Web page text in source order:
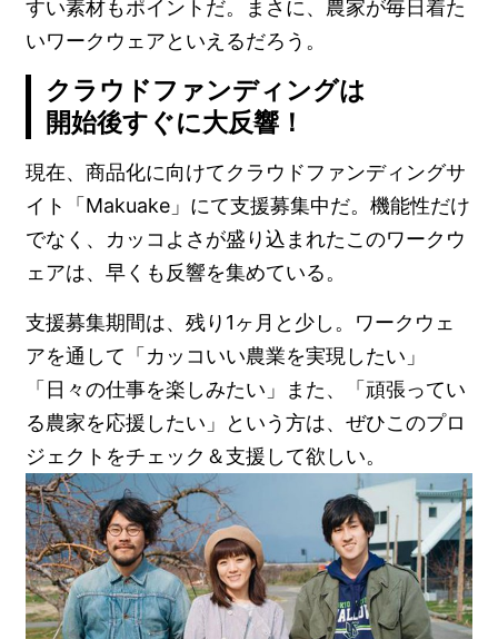
すい素材もポイントだ。まさに、農家が毎日着た
いワークウェアといえるだろう。
クラウドファンディングは
開始後すぐに大反響！
現在、商品化に向けてクラウドファンディングサ
イト「Makuake」にて支援募集中だ。機能性だけ
でなく、カッコよさが盛り込まれたこのワークウ
ェアは、早くも反響を集めている。
支援募集期間は、残り1ヶ月と少し。ワークウェ
アを通して「カッコいい農業を実現したい」
「日々の仕事を楽しみたい」また、「頑張ってい
る農家を応援したい」という方は、ぜひこのプロ
ジェクトをチェック＆支援して欲しい。